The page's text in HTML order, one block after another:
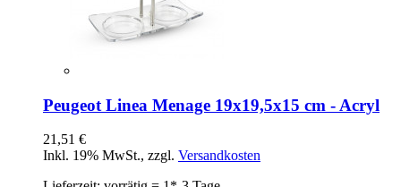
Peugeot Linea Menage 19x19,5x15 cm - Acryl
21,51 €
Inkl. 19% MwSt., zzgl. Versandkosten